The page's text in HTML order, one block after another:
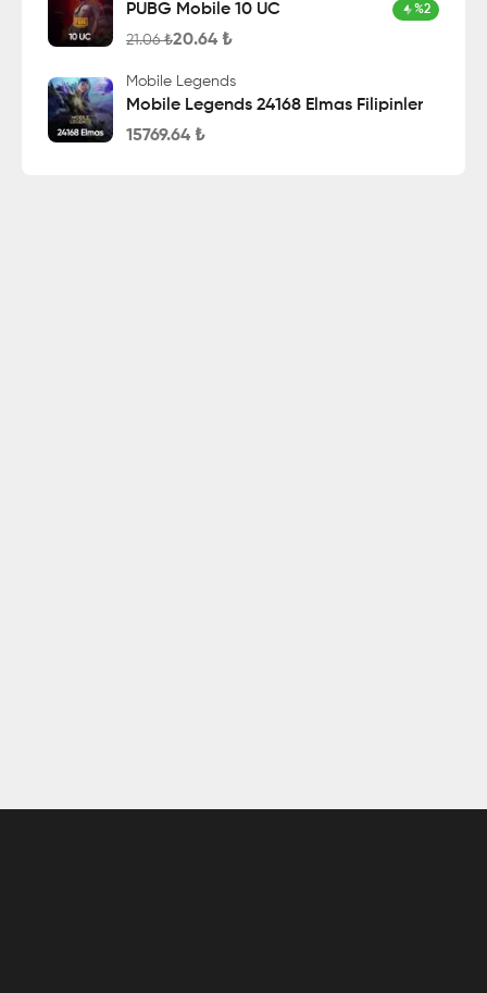
PUBG Mobile 10 UC %2
21.06₺20.64 ₺
Mobile Legends
Mobile Legends 24168 Elmas Filipinler
15769.64 ₺